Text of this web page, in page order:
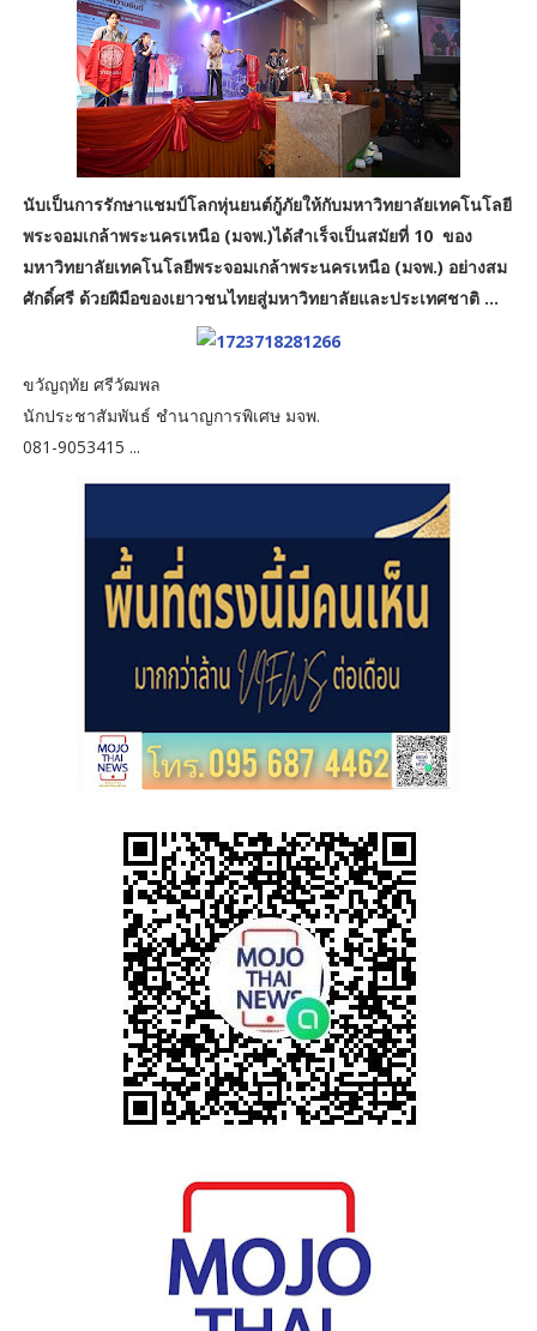
นับเป็นการรักษาแชมป์โลกหุ่นยนต์กู้ภัยให้กับมหาวิทยาลัยเทคโนโลยี
พระจอมเกล้าพระนครเหนือ (มจพ.)ได้สำเร็จเป็นสมัยที่ 10 ของ
มหาวิทยาลัยเทคโนโลยีพระจอมเกล้าพระนครเหนือ (มจพ.) อย่างสม
ศักดิ์ศรี ด้วยฝีมือของเยาวชนไทยสู่มหาวิทยาลัยและประเทศชาติ ...
ขวัญฤทัย ศรีวัฒพล
นักประชาสัมพันธ์ ชำนาญการพิเศษ มจพ.
081-9053415 ...